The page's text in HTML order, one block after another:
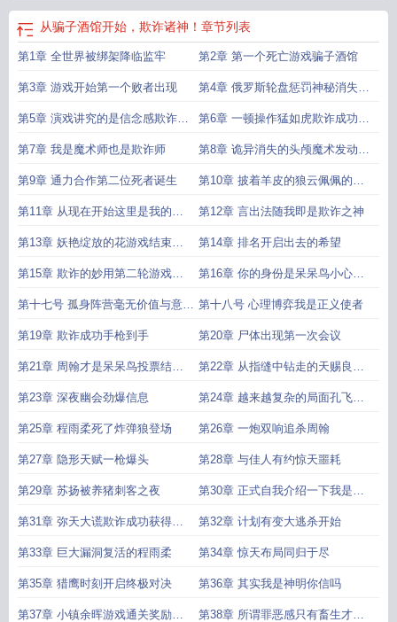
天赋 功率
从骗子酒馆开始，欺诈诸神！ 章节列表
第1章 全世界被绑架降临监牢 第2章 第一个死亡游戏骗子酒馆
第3章 游戏开始第一个败者出现 第4章 俄罗斯轮盘惩罚神秘消失的
牌
第5章 演戏讲究的是信念感欺诈天
赋发动
第6章 一顿操作猛如虎欺诈成功获
得新天赋
第7章 我是魔术师也是欺诈师 第8章 诡异消失的头颅魔术发动五
张有效牌无懈可击
第9章 通力合作第二位死者诞生 第10章 披着羊皮的狼云佩佩的天
赋
第11章 从现在开始这里是我的主
场
第12章 言出法随我即是欺诈之神
第13章 妖艳绽放的花游戏结束结
算奖励
第14章 排名开启出去的希望
第15章 欺诈的妙用第二轮游戏教
堂余晖开启
第16章 你的身份是呆呆鸟小心所
有人
第十七号 孤身阵营毫无价值与意义
的贴脸
第十八号 心理博弈我是正义使者
第19章 欺诈成功手枪到手 第20章 尸体出现第一次会议
第21章 周翰才是呆呆鸟投票结束
败者驱逐
第22章 从指缝中钻走的天赐良机
孙威你误我
第23章 深夜幽会劲爆信息 第24章 越来越复杂的局面孔飞雪
的诱惑
第25章 程雨柔死了炸弹狼登场 第26章 一炮双响追杀周翰
第27章 隐形天赋一枪爆头 第28章 与佳人有约惊天噩耗
第29章 苏扬被养猪刺客之夜 第30章 正式自我介绍一下我是专
业杀手
第31章 弥天大谎欺诈成功获得新
阵营身份
第32章 计划有变大逃杀开始
第33章 巨大漏洞复活的程雨柔 第34章 惊天布局同归于尽
第35章 猎鹰时刻开启终极对决 第36章 其实我是神明你信吗
第37章 小镇余晖游戏通关奖励结 第38章 所谓罪恶感只有畜生才配